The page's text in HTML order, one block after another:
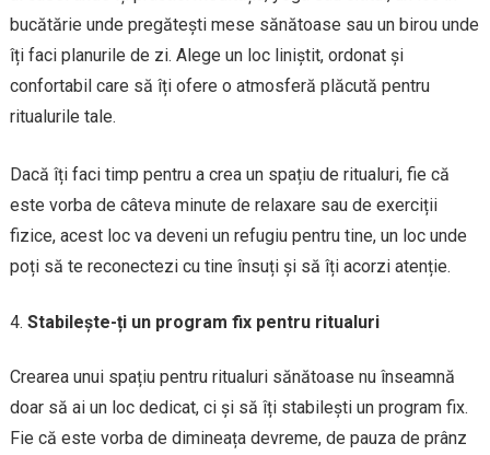
bucătărie unde pregătești mese sănătoase sau un birou unde
îți faci planurile de zi. Alege un loc liniștit, ordonat și
confortabil care să îți ofere o atmosferă plăcută pentru
ritualurile tale.
Dacă îți faci timp pentru a crea un spațiu de ritualuri, fie că
este vorba de câteva minute de relaxare sau de exerciții
fizice, acest loc va deveni un refugiu pentru tine, un loc unde
poți să te reconectezi cu tine însuți și să îți acorzi atenție.
Stabilește-ți un program fix pentru ritualuri
Crearea unui spațiu pentru ritualuri sănătoase nu înseamnă
doar să ai un loc dedicat, ci și să îți stabilești un program fix.
Fie că este vorba de dimineața devreme, de pauza de prânz